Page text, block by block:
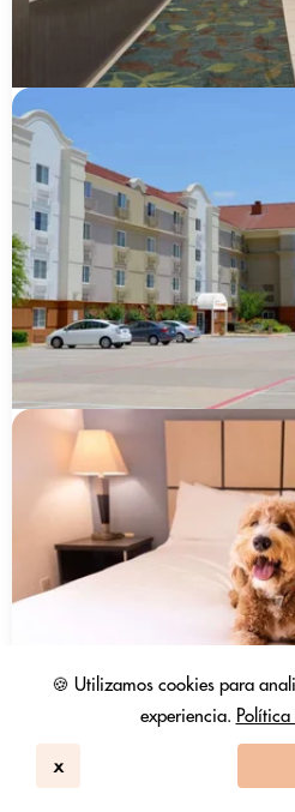
🍪 Utilizamos cookies para
experiencia.
x